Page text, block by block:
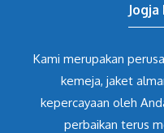
Kami merupakan
kemeja, jaket
kepercayaan oleh
perbaikan terus